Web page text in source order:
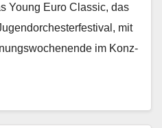
Young Euro Clas­sic, das
mit
im Konz­